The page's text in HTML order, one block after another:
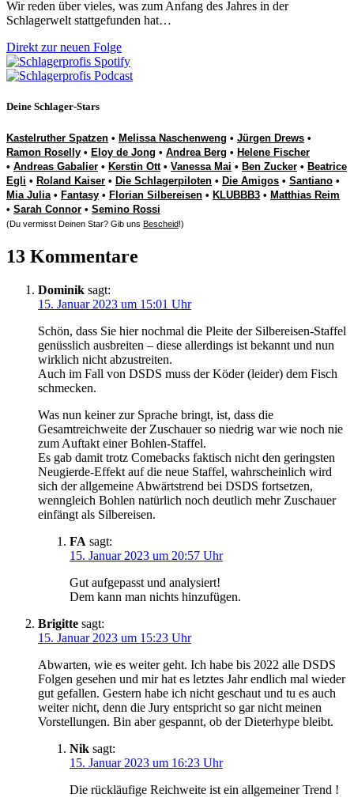
Wir reden über vieles, was zum Anfang des Jahres in der
Schlagerwelt stattgefunden hat…
Direkt zur neuen Folge
Deine Schlager-Stars
Kastelruther Spatzen • Melissa Naschenweng • Jürgen Drews •
Ramon Roselly • Eloy de Jong • Andrea Berg • Helene Fischer
• Andreas Gabalier • Kerstin Ott• Vanessa Mai • Ben Zucker • Beatrice
Egli • Roland Kaiser • Die Schlagerpiloten • Die Amigos • Santiano •
Mia Julia• Fantasy • Florian Silbereisen • KLUBBB3 • Matthias Reim
• Sarah Connor • Semino Rossi
(Du vermisst Deinen Star? Gib uns Bescheid!)
13 Kommentare
Dominik sagt:
15. Januar 2023 um 15:01 Uhr
Schön, dass Sie hier nochmal die Pleite der Silbereisen-Staffel
genüsslich ausbreiten – diese allerdings ist bekannt und nun
wirklich nicht abzustreiten.
Auch im Fall von DSDS muss der Köder (leider) dem Fisch
schmecken.
Was nun keiner zur Sprache bringt, ist, dass die
Gesamtreichweite der Zuschauer so niedrig war wie noch nie
zum Auftakt einer Bohlen-Staffel.
Es gab damit trotz Comebacks faktisch nicht den geringsten
Neugierde-Effekt auf die neue Staffel, wahrscheinlich wird
sich der allgemeine Abwärtstrend bei DSDS fortsetzen,
wenngleich Bohlen natürlich noch deutlich mehr Zuschauer
einfängt als Silbereisen.
FA sagt:
15. Januar 2023 um 20:57 Uhr
Gut aufgepasst und analysiert!
Dem kann man nichts hinzufügen.
Brigitte sagt:
15. Januar 2023 um 15:23 Uhr
Abwarten, wie es weiter geht. Ich habe bis 2022 alle DSDS
Folgen gesehen und mir hat es letztes Jahr endlich mal wieder
gut gefallen. Gestern habe ich nicht geschaut und tu es auch
weiter nicht, denn die Jury entspricht so gar nicht meinen
Vorstellungen. Bin aber gespannt, ob der Dieterhype bleibt.
Nik sagt:
15. Januar 2023 um 16:23 Uhr
Die rückläufige Reichweite ist ein allgemeiner Trend !